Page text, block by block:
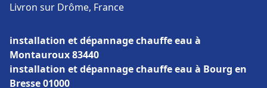
Livron sur Drôme, France
installation et dépannage chauffe eau à
Montauroux 83440
installation et dépannage chauffe eau à Bourg en
Bresse 01000